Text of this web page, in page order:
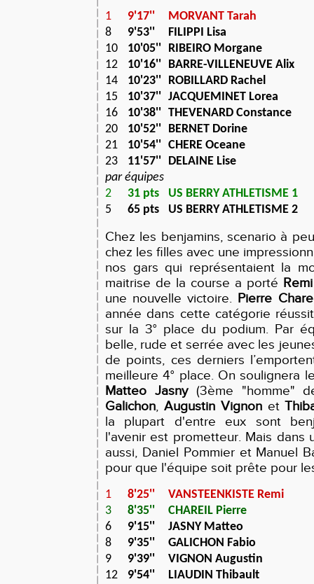
1 9'17''
MORVANT Tarah
8
9'53''
FILIPPI Lisa
10
10'05''
RIBEIRO Morgane
12
10'16''
BARRE-VILLENEUVE Alix
14
10'23''
ROBILLARD Rachel
15
10'37'' JACQUEMINET Lorea
16
10'38'' THEVENARD Constance
20
10'52''
BERNET Dorine
21
10'54'' CHERE Oceane
23
11'57''
DELAINE Lise
par équipes
2
31 pts
US BERRY ATHLETISME 1
5
65 pts US BERRY ATHLETISME 2
Chez les benjamins, scenario à
chez les filles avec une
nos gars qui représentaient la
maitrise de la course a porté
une nouvelle victoire. Pierre
année dans cette catégorie
sur la 3° place du podium. Par
belle, rude et serrée avec les
de points, ces derniers
meilleure 4° place. On soulignera
Matteo Jasny(3ème "homme"
Galichon, Augustin Vignonet
la plupart d'entre eux sont
l'avenir est prometteur. Mais dans
aussi, Daniel Pommier et Manuel
pour que l'équipe soit prête pour
1 8'25''
VANSTEENKISTE Remi
3
8'35''
CHAREIL Pierre
6
9'15''
JASNY Matteo
8
9'35''
GALICHON Fabio
9
9'39''
VIGNON Augustin
12
9'54''
LIAUDIN Thibault